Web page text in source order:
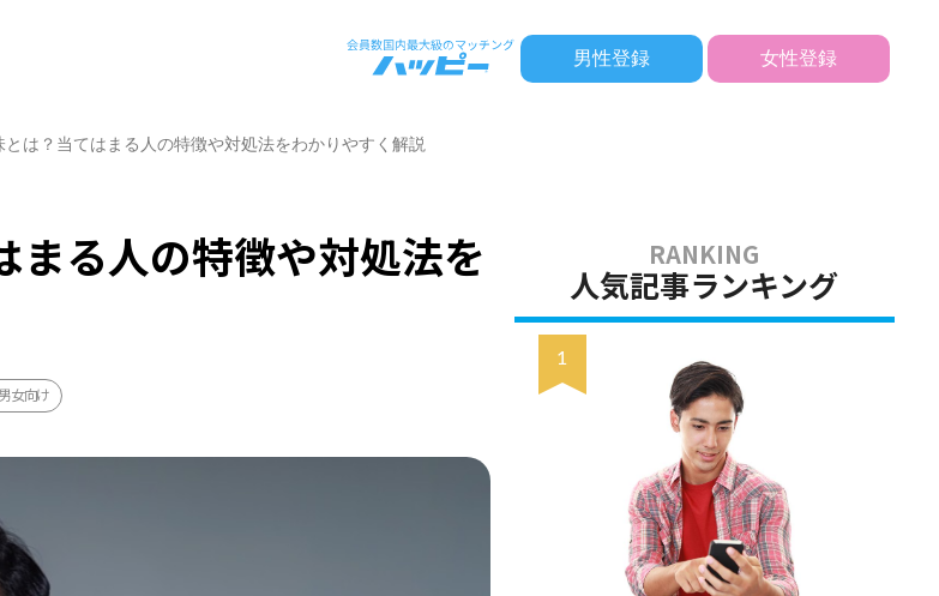
男性登録 女性登録
とは？当てはまる人の特徴や対処法をわかりやすく解説
まる人の特徴や対処法を
男女向け
人気記事ランキング